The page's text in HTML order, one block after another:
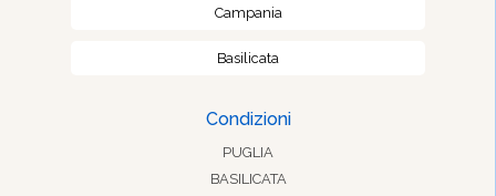
Campania
Basilicata
Condizioni
PUGLIA
BASILICATA